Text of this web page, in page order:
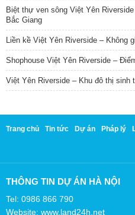
Biệt thự ven sông Việt Yên
Bắc Giang
Liền kề Việt Yên Riverside – Không
Shophouse Việt Yên Riverside –
Việt Yên Riverside – Khu đô thị sinh
Trang chủ Tin tức Dự án Pháp lý
THÔNG TIN DỰ ÁN HÀ NỘI
Tel: 0986 866 790
Website: www.land24h.net